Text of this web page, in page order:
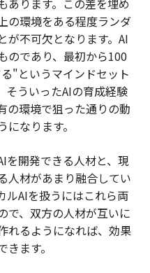
あります。この差を埋め
の環境をある程度ランダ
が不可欠となります。AI
のであり、最初から100
"というマインドセット
そういったAIの育成経験
の環境で狙った通りの動
なります。
を開発できる人材と、現
人材があまり融合してい
ルAIを扱うにはこれら両
で、双方の人材が互いに
れるようになれば、効果
ます。